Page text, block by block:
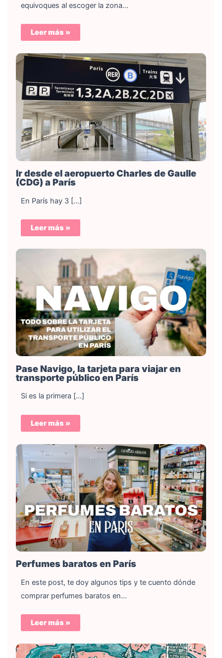
equivoques al escoger la zona…
Leer más »
Ir desde el aeropuerto Charles de Gaulle
(CDG) a París
En París hay 3 […]
Leer más »
Pase Navigo, la tarjeta para viajar en
transporte público en París
Si es la primera […]
Leer más »
Perfumes baratos en París
En este post, te doy algunos tips y te cuento dónde
comprar perfumes baratos en…
Leer más »